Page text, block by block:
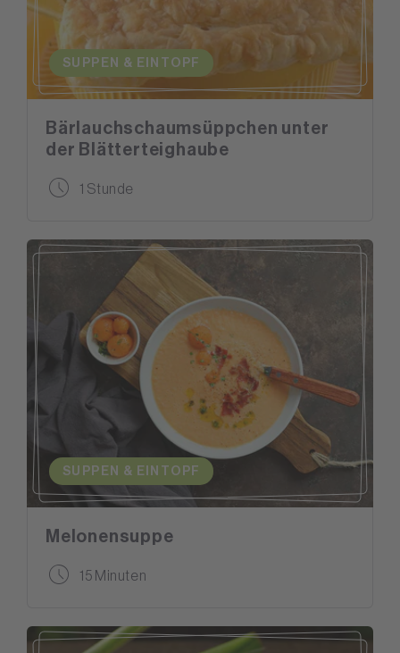
SUPPEN & EINTOPF
Bärlauchschaumsüppchen unter
der Blätterteighaube
1 Stunde
SUPPEN & EINTOPF
Melonensuppe
15 Minuten